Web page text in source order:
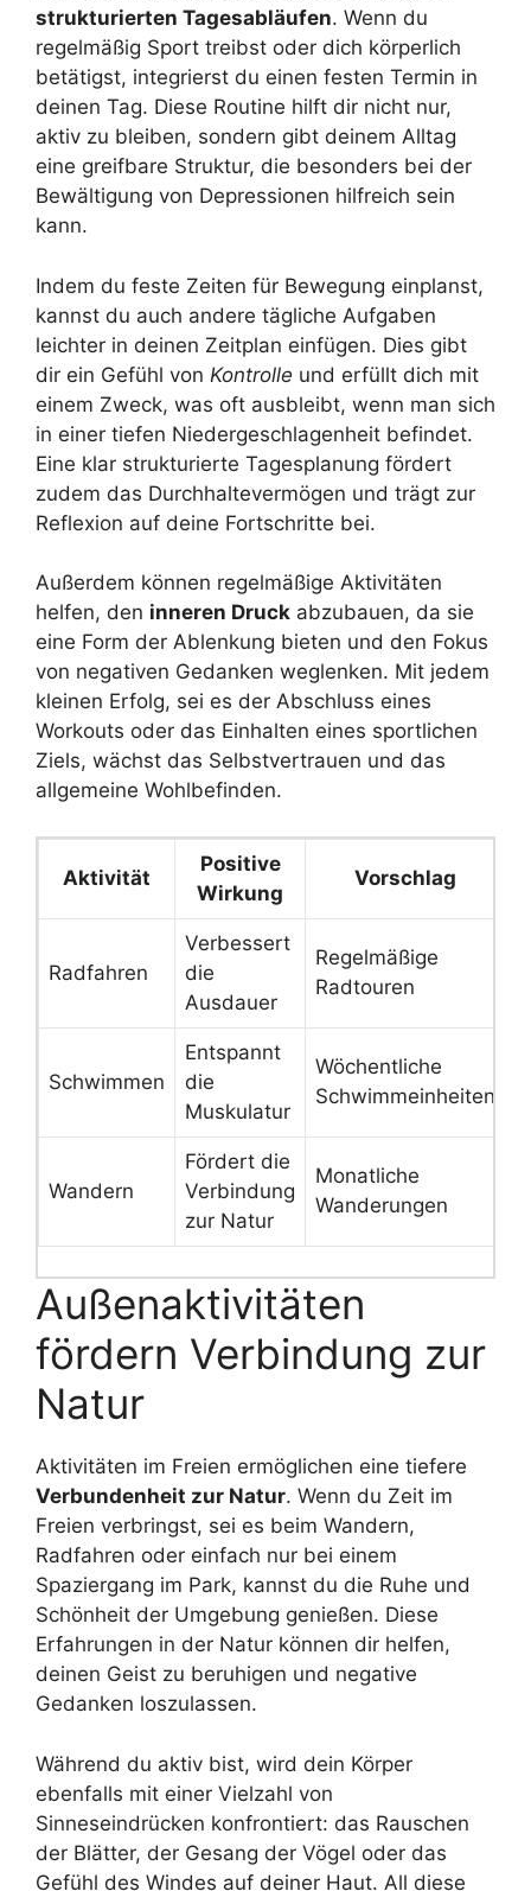
strukturierten Tagesabläufen. Wenn du
regelmäßig Sport treibst oder dich körperlich
betätigst, integrierst du einen festen Termin in
deinen Tag. Diese Routine hilft dir nicht nur,
aktiv zu bleiben, sondern gibt deinem Alltag
eine greifbare Struktur, die besonders bei der
Bewältigung von Depressionen hilfreich sein
kann.
Indem du feste Zeiten für Bewegung einplanst,
kannst du auch andere tägliche Aufgaben
leichter in deinen Zeitplan einfügen. Dies gibt
dir ein Gefühl von Kontrolle und erfüllt dich mit
einem Zweck, was oft ausbleibt, wenn man sich
in einer tiefen Niedergeschlagenheit befindet.
Eine klar strukturierte Tagesplanung fördert
zudem das Durchhaltevermögen und trägt zur
Reflexion auf deine Fortschritte bei.
Außerdem können regelmäßige Aktivitäten
helfen, den inneren Druck abzubauen, da sie
eine Form der Ablenkung bieten und den Fokus
von negativen Gedanken weglenken. Mit jedem
kleinen Erfolg, sei es der Abschluss eines
Workouts oder das Einhalten eines sportlichen
Ziels, wächst das Selbstvertrauen und das
allgemeine Wohlbefinden.
Aktivität
Positive
Wirkung
Vorschlag
Radfahren
Verbessert
die
Ausdauer
Regelmäßige
Radtouren
Schwimmen
Entspannt
die
Muskulatur
Wöchentliche
Schwimmeinheiten
Wandern
Fördert die
Verbindung
zur Natur
Monatliche
Wanderungen
Außenaktivitäten
fördern Verbindung zur
Natur
Aktivitäten im Freien ermöglichen eine tiefere
Verbundenheit zur Natur. Wenn du Zeit im
Freien verbringst, sei es beim Wandern,
Radfahren oder einfach nur bei einem
Spaziergang im Park, kannst du die Ruhe und
Schönheit der Umgebung genießen. Diese
Erfahrungen in der Natur können dir helfen,
deinen Geist zu beruhigen und negative
Gedanken loszulassen.
Während du aktiv bist, wird dein Körper
ebenfalls mit einer Vielzahl von
Sinneseindrücken konfrontiert: das Rauschen
der Blätter, der Gesang der Vögel oder das
Gefühl des Windes auf deiner Haut. All diese